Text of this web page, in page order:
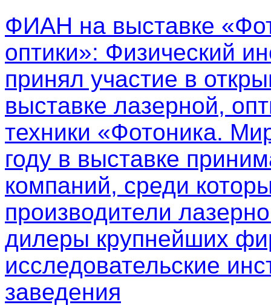
ФИАН на выставке
оптики»: Физический
принял участие в
выставке лазерной,
техники «Фотоника.
году в выставке
компаний, среди
производители
дилеры крупнейших
исследовательские
заведения